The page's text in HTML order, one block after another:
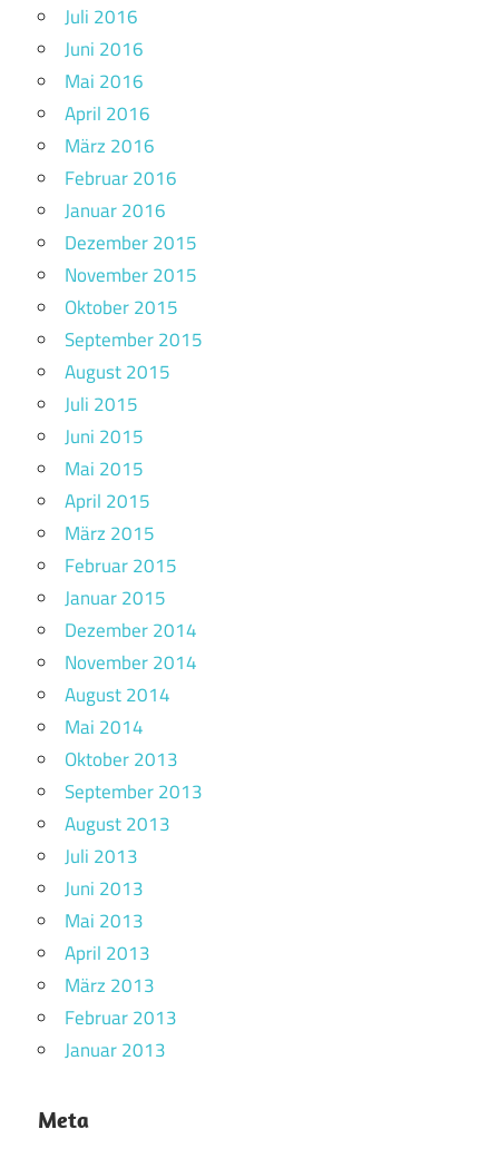
Juli 2016
Juni 2016
Mai 2016
April 2016
März 2016
Februar 2016
Januar 2016
Dezember 2015
November 2015
Oktober 2015
September 2015
August 2015
Juli 2015
Juni 2015
Mai 2015
April 2015
März 2015
Februar 2015
Januar 2015
Dezember 2014
November 2014
August 2014
Mai 2014
Oktober 2013
September 2013
August 2013
Juli 2013
Juni 2013
Mai 2013
April 2013
März 2013
Februar 2013
Januar 2013
Meta